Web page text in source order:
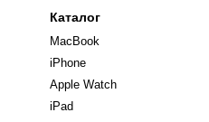
Каталог
MacBook
iPhone
Apple Watch
iPad